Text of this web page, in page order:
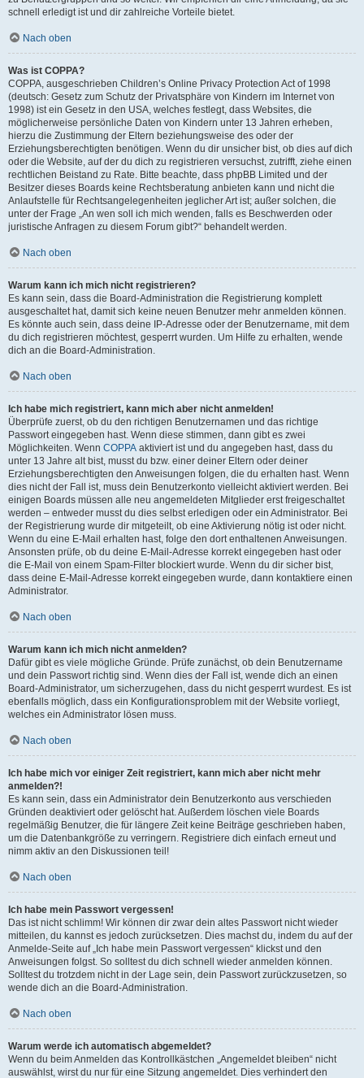
schnell erledigt ist und dir zahlreiche Vorteile bietet.
Nach oben
Was ist COPPA?
COPPA, ausgeschrieben Children’s Online Privacy Protection Act of 1998
(deutsch: Gesetz zum Schutz der Privatsphäre von Kindern im Internet von
1998) ist ein Gesetz in den USA, welches festlegt, dass Websites, die
möglicherweise persönliche Daten von Kindern unter 13 Jahren erheben,
hierzu die Zustimmung der Eltern beziehungsweise des oder der
Erziehungsberechtigten benötigen. Wenn du dir unsicher bist, ob dies auf dich
oder die Website, auf der du dich zu registrieren versuchst, zutrifft, ziehe einen
rechtlichen Beistand zu Rate. Bitte beachte, dass phpBB Limited und der
Besitzer dieses Boards keine Rechtsberatung anbieten kann und nicht die
Anlaufstelle für Rechtsangelegenheiten jeglicher Art ist; außer solchen, die
unter der Frage „An wen soll ich mich wenden, falls es Beschwerden oder
juristische Anfragen zu diesem Forum gibt?“ behandelt werden.
Nach oben
Warum kann ich mich nicht registrieren?
Es kann sein, dass die Board-Administration die Registrierung komplett
ausgeschaltet hat, damit sich keine neuen Benutzer mehr anmelden können.
Es könnte auch sein, dass deine IP-Adresse oder der Benutzername, mit dem
du dich registrieren möchtest, gesperrt wurden. Um Hilfe zu erhalten, wende
dich an die Board-Administration.
Nach oben
Ich habe mich registriert, kann mich aber nicht anmelden!
Überprüfe zuerst, ob du den richtigen Benutzernamen und das richtige
Passwort eingegeben hast. Wenn diese stimmen, dann gibt es zwei
Möglichkeiten. Wenn COPPA aktiviert ist und du angegeben hast, dass du
unter 13 Jahre alt bist, musst du bzw. einer deiner Eltern oder deiner
Erziehungsberechtigten den Anweisungen folgen, die du erhalten hast. Wenn
dies nicht der Fall ist, muss dein Benutzerkonto vielleicht aktiviert werden. Bei
einigen Boards müssen alle neu angemeldeten Mitglieder erst freigeschaltet
werden – entweder musst du dies selbst erledigen oder ein Administrator. Bei
der Registrierung wurde dir mitgeteilt, ob eine Aktivierung nötig ist oder nicht.
Wenn du eine E-Mail erhalten hast, folge den dort enthaltenen Anweisungen.
Ansonsten prüfe, ob du deine E-Mail-Adresse korrekt eingegeben hast oder
die E-Mail von einem Spam-Filter blockiert wurde. Wenn du dir sicher bist,
dass deine E-Mail-Adresse korrekt eingegeben wurde, dann kontaktiere einen
Administrator.
Nach oben
Warum kann ich mich nicht anmelden?
Dafür gibt es viele mögliche Gründe. Prüfe zunächst, ob dein Benutzername
und dein Passwort richtig sind. Wenn dies der Fall ist, wende dich an einen
Board-Administrator, um sicherzugehen, dass du nicht gesperrt wurdest. Es ist
ebenfalls möglich, dass ein Konfigurationsproblem mit der Website vorliegt,
welches ein Administrator lösen muss.
Nach oben
Ich habe mich vor einiger Zeit registriert, kann mich aber nicht mehr
anmelden?!
Es kann sein, dass ein Administrator dein Benutzerkonto aus verschieden
Gründen deaktiviert oder gelöscht hat. Außerdem löschen viele Boards
regelmäßig Benutzer, die für längere Zeit keine Beiträge geschrieben haben,
um die Datenbankgröße zu verringern. Registriere dich einfach erneut und
nimm aktiv an den Diskussionen teil!
Nach oben
Ich habe mein Passwort vergessen!
Das ist nicht schlimm! Wir können dir zwar dein altes Passwort nicht wieder
mitteilen, du kannst es jedoch zurücksetzen. Dies machst du, indem du auf der
Anmelde-Seite auf „Ich habe mein Passwort vergessen“ klickst und den
Anweisungen folgst. So solltest du dich schnell wieder anmelden können.
Solltest du trotzdem nicht in der Lage sein, dein Passwort zurückzusetzen, so
wende dich an die Board-Administration.
Nach oben
Warum werde ich automatisch abgemeldet?
Wenn du beim Anmelden das Kontrollkästchen „Angemeldet bleiben“ nicht
auswählst, wirst du nur für eine Sitzung angemeldet. Dies verhindert den